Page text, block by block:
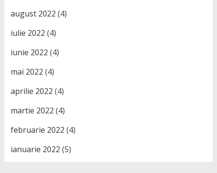
august 2022 (4)
iulie 2022 (4)
iunie 2022 (4)
mai 2022 (4)
aprilie 2022 (4)
martie 2022 (4)
februarie 2022 (4)
ianuarie 2022 (5)